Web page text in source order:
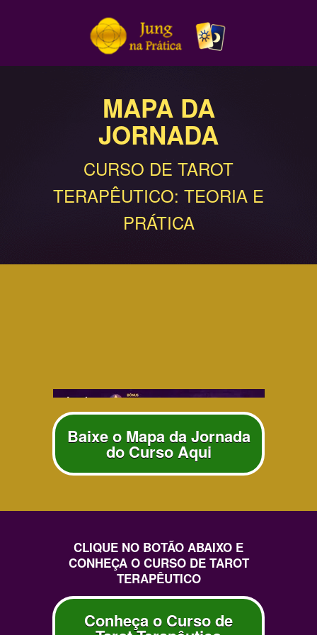
MAPA DA
JORNADA
CURSO DE TAROT
TERAPÊUTICO: TEORIA E
PRÁTICA
Baixe o Mapa da Jornada
do Curso Aqui
CLIQUE NO BOTÃO ABAIXO E
CONHEÇA O CURSO DE TAROT
TERAPÊUTICO
Conheça o Curso de